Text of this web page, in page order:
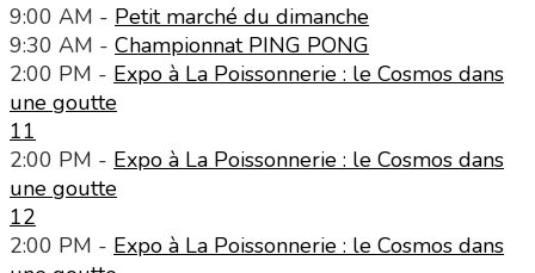
9:00 AM - Petit marché du dimanche
9:30 AM - Championnat PING PONG
2:00 PM - Expo à La Poissonnerie : le Cosmos dans
une goutte
11
2:00 PM - Expo à La Poissonnerie : le Cosmos dans
une goutte
12
2:00 PM - Expo à La Poissonnerie : le Cosmos dans